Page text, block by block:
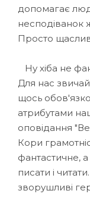
допомагає
несподіванок
Просто
Ну хіба не
Для нас
щось
атрибутами
оповідання
Кори
фантастичне,
писати і
зворушливі